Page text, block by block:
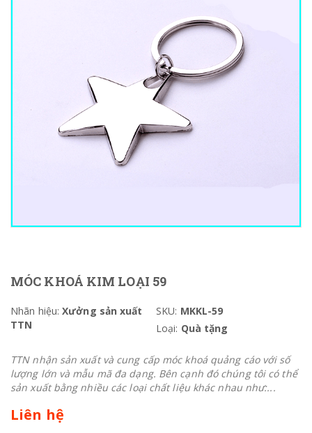
MÓC KHOÁ KIM LOẠI 59
Nhãn hiệu: Xưởng sản xuất
TTN
SKU: MKKL-59
Loại: Quà tặng
TTN nhận sản xuất và cung cấp móc khoá quảng cáo với số
lượng lớn và mẫu mã đa dạng. Bên cạnh đó chúng tôi có thể
sản xuất bằng nhiều các loại chất liệu khác nhau như:...
Liên hệ